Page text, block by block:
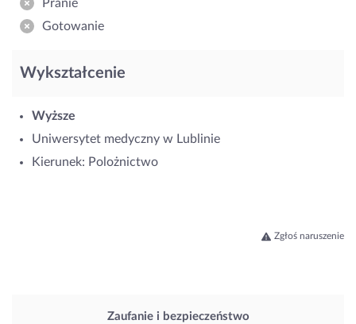
Zaufanie i bezpieczeństwo
Pranie
Gotowanie
Wykształcenie
Wyższe
Uniwersytet medyczny w Lublinie
Kierunek: Polożnictwo
Zgłoś naruszenie